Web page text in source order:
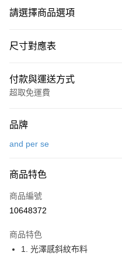
請選擇商品選項
尺寸對應表
付款與運送方式
超取免運費
信用卡一次付款
LINE Pay
Apple Pay
悠遊付
品牌
and per se
商品特色
商品編號
10648372
商品特色
1. 光澤感斜紋布料